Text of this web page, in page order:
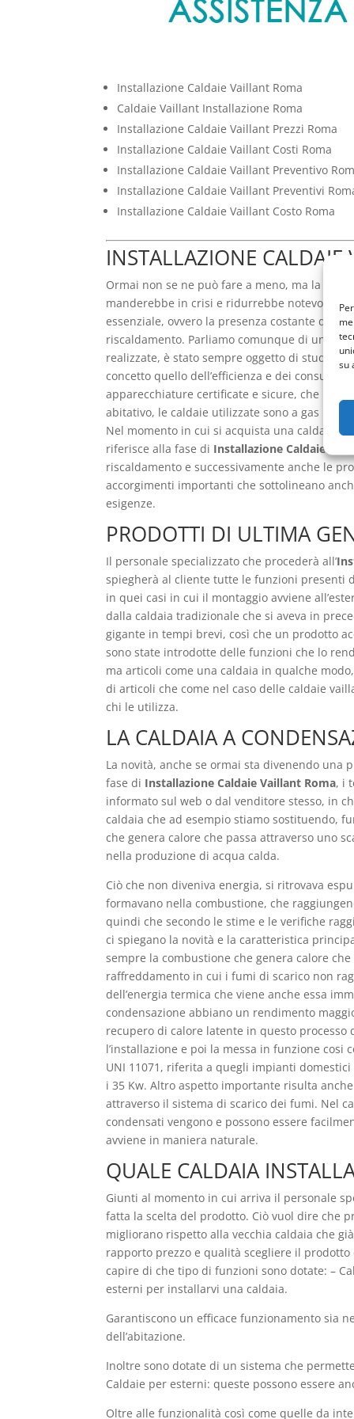
su
Installazione Caldaie Vaillant Roma
Caldaie Vaillant Installazione Roma
Installazione Caldaie Vaillant Prezzi Roma
Installazione Caldaie Vaillant Costi Roma
Installazione Caldaie Vaillant Preventivo
Installazione Caldaie Vaillant Preventivi
Installazione Caldaie Vaillant Costo Roma
INSTALLAZIONE CALDAIE
Ormai non se ne può fare a meno, ma la
manderebbe in crisi e ridurrebbe
essenziale, ovvero la presenza costante
riscaldamento. Parliamo comunque di un
realizzate, è stato sempre oggetto di studi
concetto quello dell’efficienza e dei consumi
apparecchiature certificate e sicure, che non
abitativo, le caldaie utilizzate sono a gas
Nel momento in cui si acquista una caldaia
riferisce alla fase di Installazione Caldaie
riscaldamento e successivamente anche le
accorgimenti importanti che sottolineano
esigenze.
PRODOTTI DI ULTIMA
Il personale specializzato che procederà all’
spiegherà al cliente tutte le funzioni presenti
in quei casi in cui il montaggio avviene
dalla caldaia tradizionale che si aveva in
gigante in tempi brevi, così che un prodotto
sono state introdotte delle funzioni che lo
ma articoli come una caldaia in qualche
di articoli che come nel caso delle caldaie
chi le utilizza.
LA CALDAIA A
La novità, anche se ormai sta divenendo
fase di Installazione Caldaie Vaillant Roma, i
informato sul web o dal venditore stesso, in
caldaia che ad esempio stiamo sostituendo,
che genera calore che passa attraverso uno
nella produzione di acqua calda.
Ciò che non diveniva energia, si ritrovava
formavano nella combustione, che
quindi che secondo le stime e le verifiche
ci spiegano la novità e la caratteristica
sempre la combustione che genera calore
raffreddamento in cui i fumi di scarico non
dell’energia termica che viene anche essa
condensazione abbiano un rendimento
recupero di calore latente in questo processo
l’installazione e poi la messa in funzione
UNI 11071, riferita a quegli impianti
i 35 Kw. Altro aspetto importante risulta
attraverso il sistema di scarico dei fumi. Nel
condensati vengono e possono essere
avviene in maniera naturale.
QUALE CALDAIA
Giunti al momento in cui arriva il personale
fatta la scelta del prodotto. Ciò vuol dire che
migliorano rispetto alla vecchia caldaia che
rapporto prezzo e qualità scegliere il
capire di che tipo di funzioni sono dotate: –
esterni per installarvi una caldaia.
Garantiscono un efficace funzionamento sia
dell’abitazione.
Inoltre sono dotate di un sistema che
Caldaie per esterni: queste possono essere
Oltre alle funzionalità così come quelle da